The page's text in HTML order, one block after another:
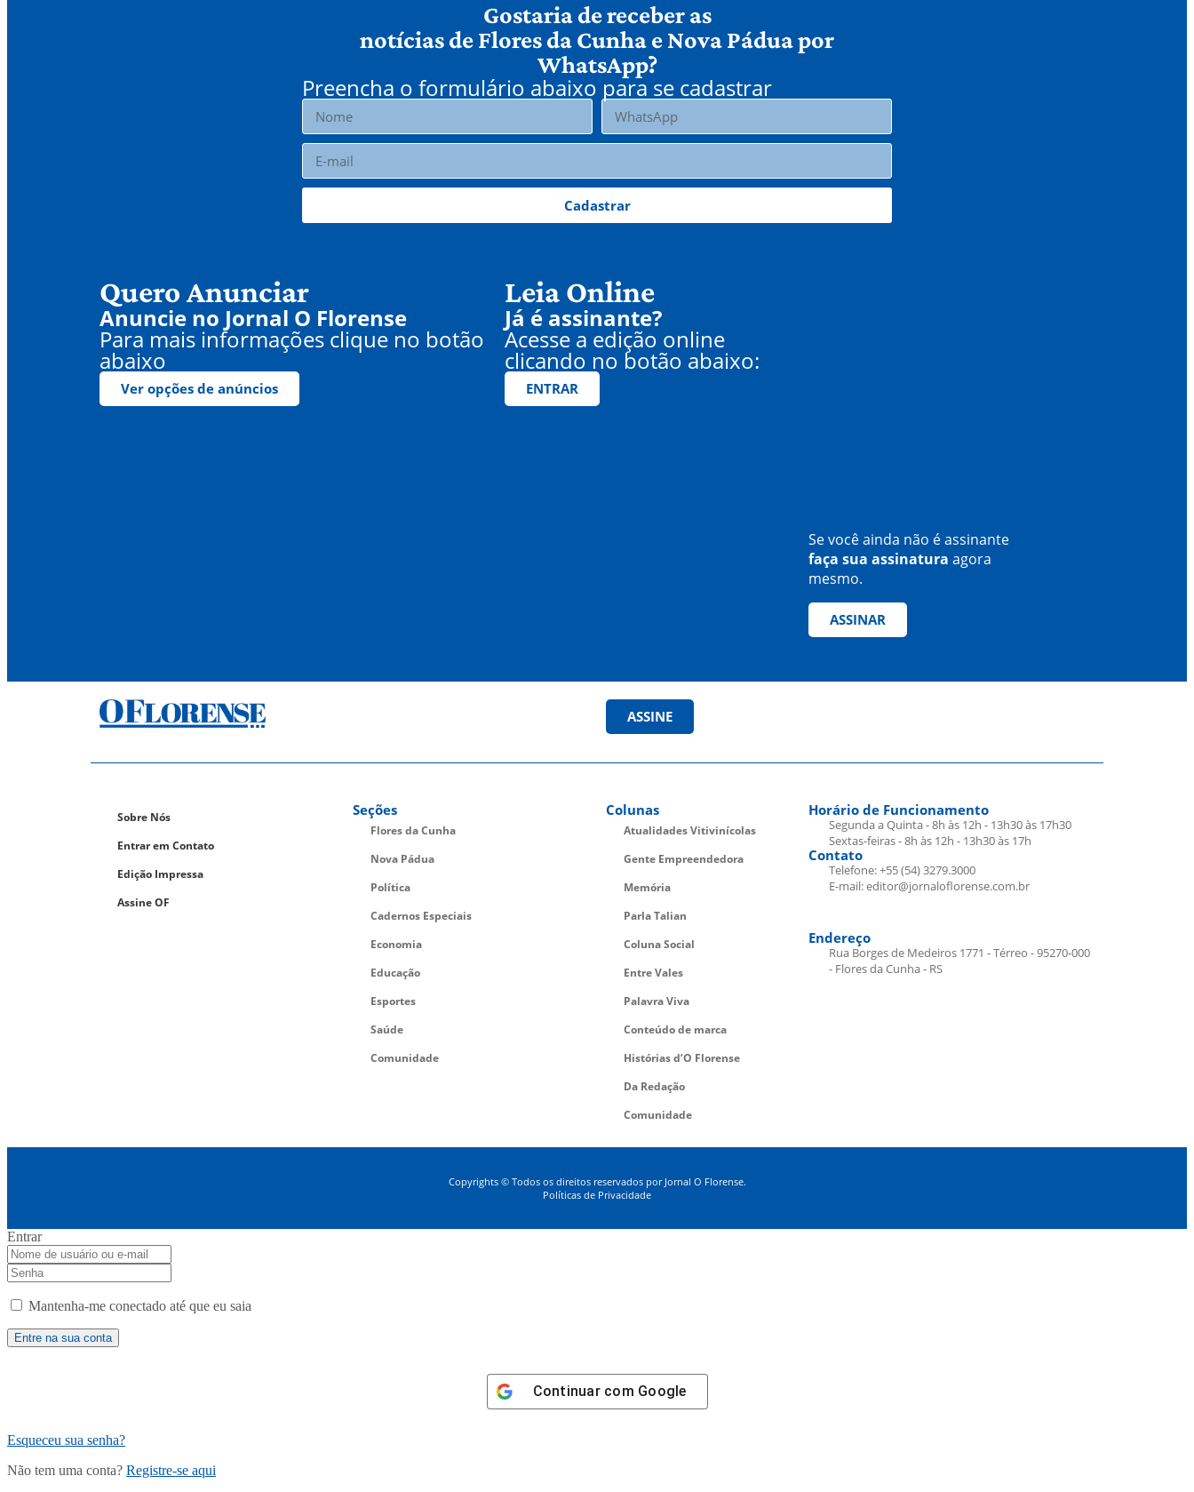
Gostaria de receber as
notícias de Flores da Cunha e Nova Pádua por
WhatsApp?
Preencha o formulário abaixo para se cadastrar
Cadastrar
Quero Anunciar
Anuncie no Jornal O Florense
Para mais informações clique no botão
abaixo
Ver opções de anúncios
Leia Online
Já é assinante?
Acesse a edição online
clicando no botão abaixo:
ENTRAR
Se você ainda não é assinante
faça sua assinatura agora
mesmo.
ASSINAR
ASSINE
Sobre Nós
Entrar em Contato
Edição Impressa
Assine OF
Seções
Flores da Cunha
Nova Pádua
Política
Cadernos Especiais
Economia
Educação
Esportes
Saúde
Comunidade
Colunas
Atualidades Vitivinícolas
Gente Empreendedora
Memória
Parla Talian
Coluna Social
Entre Vales
Palavra Viva
Conteúdo de marca
Histórias d’O Florense
Da Redação
Comunidade
Horário de Funcionamento
Segunda a Quinta - 8h às 12h - 13h30 às 17h30
Sextas-feiras - 8h às 12h - 13h30 às 17h
Contato
Telefone: +55 (54) 3279.3000
E-mail: editor@jornaloflorense.com.br
Endereço
Rua Borges de Medeiros 1771 - Térreo - 95270-000
- Flores da Cunha - RS
Copyrights © Todos os direitos reservados por Jornal O Florense.
Políticas de Privacidade
Entrar
Mantenha-me conectado até que eu saia
Continuar com Google
Esqueceu sua senha?
Não tem uma conta? Registre-se aqui